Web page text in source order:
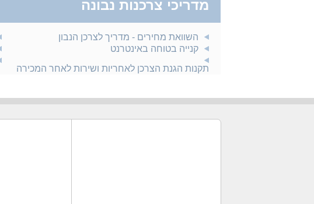
מדריכי צרכנות נבונה
השוואת מחירים - מדריך לצרכן הנבון
קנייה בטוחה באינטרנט
תקנות הגנת הצרכן לאחריות ושירות לאחר המכירה